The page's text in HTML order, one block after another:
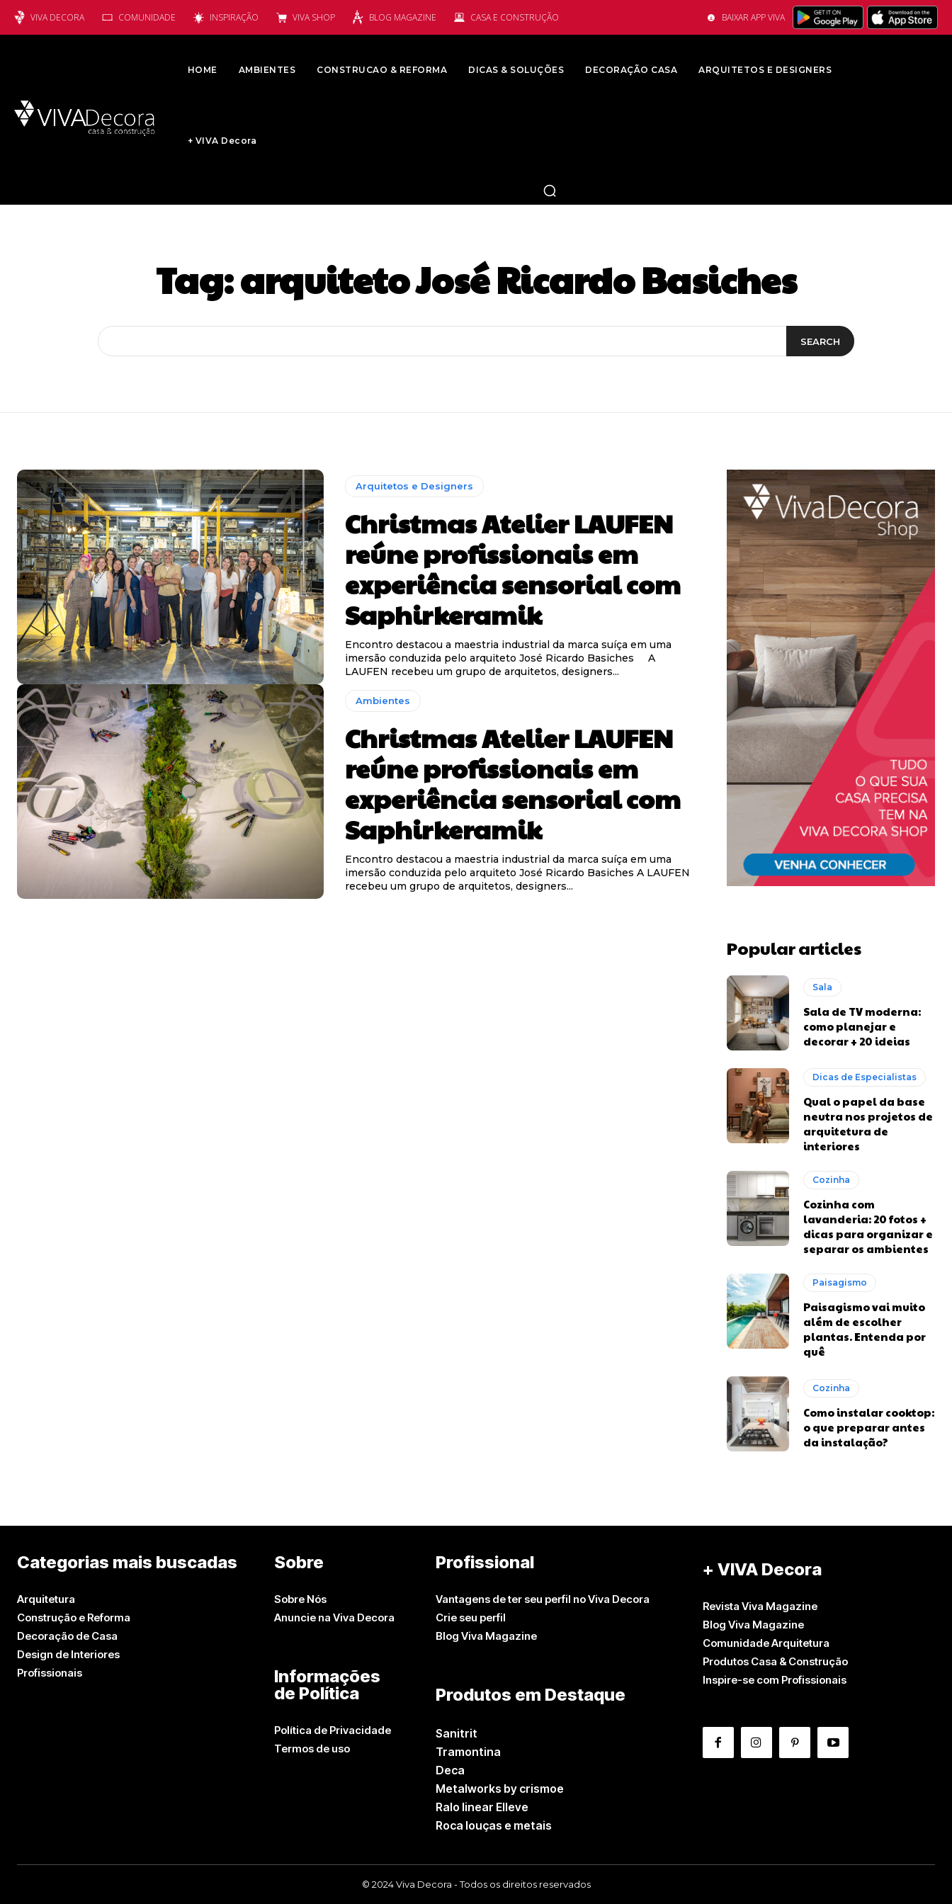
VIVA DECORA COMUNIDADE INSPIRAÇÃO VIVA SHOP BLOG MAGAZINE CASA E CONSTRUÇÃO BAIXAR APP VIVA
HOME AMBIENTES CONSTRUCAO & REFORMA DICAS & SOLUÇÕES DECORAÇÃO CASA ARQUITETOS E DESIGNERS
+ VIVA Decora
Tag:arquiteto José Ricardo Basiches
SEARCH
Arquitetos e Designers
Christmas Atelier LAUFEN
reúne profissionais em
experiência sensorial com
Saphirkeramik
Encontro destacou a maestria industrial da marca suíça em uma
imersão conduzida pelo arquiteto José Ricardo Basiches A
LAUFEN recebeu um grupo de arquitetos, designers...
Ambientes
Christmas Atelier LAUFEN
reúne profissionais em
experiência sensorial com
Saphirkeramik
Encontro destacou a maestria industrial da marca suíça em uma
imersão conduzida pelo arquiteto José Ricardo Basiches A LAUFEN
recebeu um grupo de arquitetos, designers...
Popular articles
Sala
Sala de TV moderna:
como planejar e
decorar + 20 ideias
Dicas de Especialistas
Qual o papel da base
neutra nos projetos de
arquitetura de
interiores
Cozinha
Cozinha com
lavanderia: 20 fotos +
dicas para organizar e
separar os ambientes
Paisagismo
Paisagismo vai muito
além de escolher
plantas. Entenda por
quê
Cozinha
Como instalar cooktop:
o que preparar antes
da instalação?
Categorias mais buscadas
Arquitetura
Construção e Reforma
Decoração de Casa
Design de Interiores
Profissionais
Sobre
Sobre Nós
Anuncie na Viva Decora
Informações
de Política
Política de Privacidade
Termos de uso
Profissional
Vantagens de ter seu perfil no Viva Decora
Crie seu perfil
Blog Viva Magazine
Produtos em Destaque
Sanitrit
Tramontina
Deca
Metalworks by crismoe
Ralo linear Elleve
Roca louças e metais
+ VIVA Decora
Revista Viva Magazine
Blog Viva Magazine
Comunidade Arquitetura
Produtos Casa & Construção
Inspire-se com Profissionais
© 2024 Viva Decora - Todos os direitos reservados